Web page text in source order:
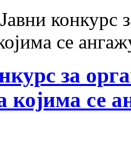
Јавни конкурс
се
за
којима се